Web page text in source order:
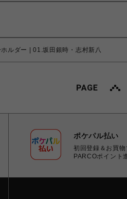
ルダー | 01.坂田銀時・志村新八
ポケパル払い
初回登録＆お買
PARCOポイント